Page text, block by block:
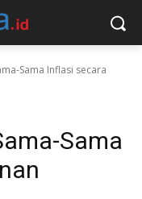
Sama Inflasi secara
Sama